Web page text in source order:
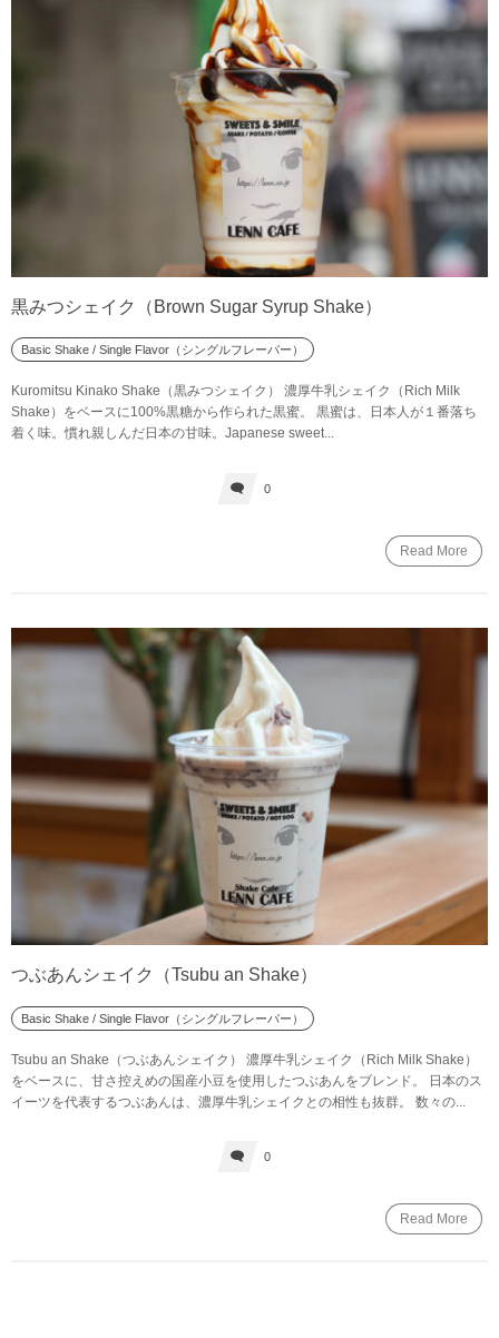
黒みつシェイク（Brown Sugar Syrup Shake）
Basic Shake / Single Flavor（シングルフレーバー）
Kuromitsu Kinako Shake（黒みつシェイク） 濃厚牛乳シェイク（Rich Milk
Shake）をベースに100%黒糖から作られた黒蜜。 黒蜜は、日本人が１番落ち
着く味。慣れ親しんだ日本の甘味。Japanese sweet...
0
Read More
つぶあんシェイク（Tsubu an Shake）
Basic Shake / Single Flavor（シングルフレーバー）
Tsubu an Shake（つぶあんシェイク） 濃厚牛乳シェイク（Rich Milk Shake）
をベースに、甘さ控えめの国産小豆を使用したつぶあんをブレンド。 日本のス
イーツを代表するつぶあんは、濃厚牛乳シェイクとの相性も抜群。 数々の...
0
Read More